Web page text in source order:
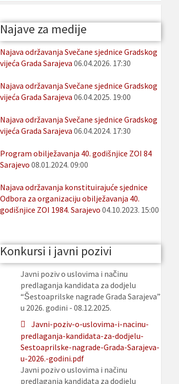
Najave za medije
Najava održavanja Svečane sjednice Gradskog
vijeća Grada Sarajeva 06.04.2026. 17:30
Najava održavanja Svečane sjednice Gradskog
vijeća Grada Sarajeva 06.04.2025. 19:00
Najava održavanja Svečane sjednice Gradskog
vijeća Grada Sarajeva 06.04.2024. 17:30
Program obilježavanja 40. godišnjice ZOI 84
Sarajevo 08.01.2024. 09:00
Najava održavanja konstituirajuće sjednice
Odbora za organizaciju obilježavanja 40.
godišnjice ZOI 1984. Sarajevo 04.10.2023. 15:00
Konkursi i javni pozivi
Javni poziv o uslovima i načinu
predlaganja kandidata za dodjelu
“Šestoaprilske nagrade Grada Sarajeva”
u 2026. godini - 08.12.2025.
Javni-poziv-o-uslovima-i-nacinu-
predlaganja-kandidata-za-dodjelu-
Sestoaprilske-nagrade-Grada-Sarajeva-
u-2026.-godini.pdf
Javni poziv o uslovima i načinu
predlaganja kandidata za dodjelu